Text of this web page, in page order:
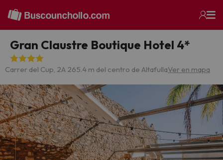
Gran Claustre Boutique Hotel 4*
Carrer del Cup, 2A 265.4 m del centro de AltafullaVer en mapa